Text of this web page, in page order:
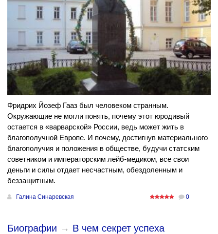
Фридрих Йозеф Гааз был человеком странным.
Окружающие не могли понять, почему этот юродивый
остается в «варварской» России, ведь может жить в
благополучной Европе. И почему, достигнув материального
благополучия и положения в обществе, будучи статским
советником и императорским лейб-медиком, все свои
деньги и силы отдает несчастным, обездоленным и
беззащитным.
Галина Синаревская 0
Биографии → В чем секрет успеха